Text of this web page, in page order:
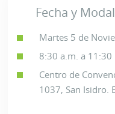
Fecha y
Martes 5 de
8:30 a.m. a 11:30
Centro de
1037, San Isidro.